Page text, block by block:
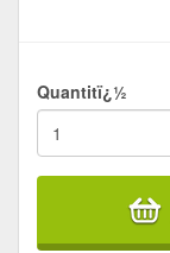
Quantitï¿½